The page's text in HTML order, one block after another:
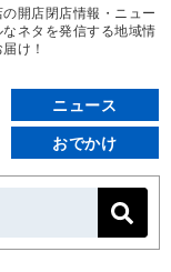
開店閉店情報・ニュー
ネタを発信する地域情
け！
ニュース
おでかけ